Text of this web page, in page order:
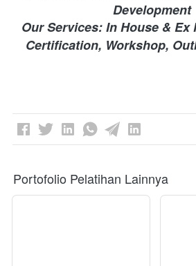
Development
Our Services: In House & Ex
Certification, Workshop,
Portofolio Pelatihan Lainnya